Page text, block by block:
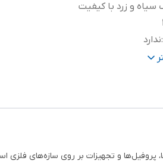
سیاه و زرد با کیفیت
:ندارد
پروفیل‌ها و تجهیزات بر روی سازه‌های